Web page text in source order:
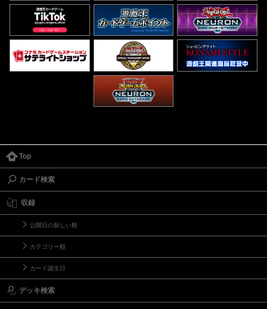
Top
カード検索
収録
公開日の新しい順
カテゴリー順
カード誕生日
デッキ検索